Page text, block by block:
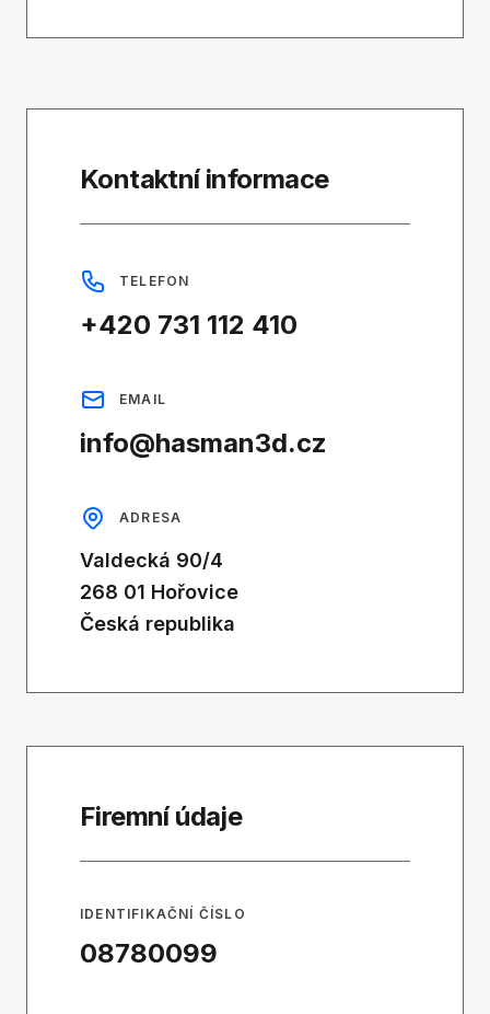
Kontaktní informace
TELEFON
+420 731 112 410
EMAIL
info@hasman3d.cz
ADRESA
Valdecká 90/4
268 01 Hořovice
Česká republika
Firemní údaje
IDENTIFIKAČNÍ ČÍSLO
08780099